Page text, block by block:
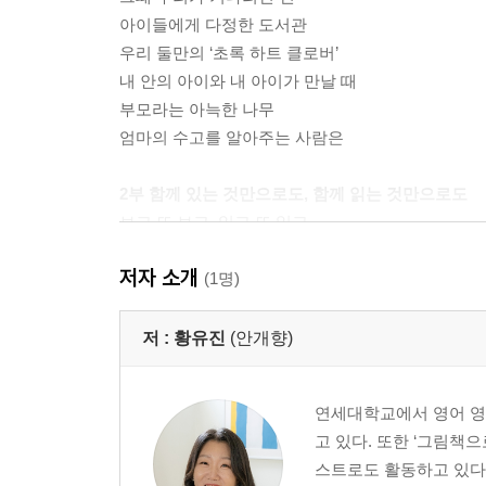
아이들에게 다정한 도서관
우리 둘만의 ‘초록 하트 클로버’
내 안의 아이와 내 아이가 만날 때
부모라는 아늑한 나무
엄마의 수고를 알아주는 사람은
보고 또 보고, 읽고 또 읽고
둘은 달라도 너무 달라!
내게도 애착 이불이 있었지
밖에서 읽는 것도 특별해
아이가 아이의 마음을 간직하려면
3부 키가 클 때마다 마음도 자라나
저자 소개 (1명)
저 : 황유진 (안개향)
연세대학교에서 영어
고 있다. 또한 ‘그림책
스트로도 활동하고 있